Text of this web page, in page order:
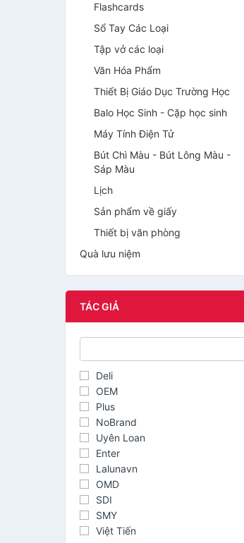
Flashcards
Sổ Tay Các Loại
Tập vở các loại
Văn Hóa Phẩm
Thiết Bị Giáo Dục Trường Học
Balo Học Sinh - Cặp học sinh
Máy Tính Điện Tử
Bút Chì Màu - Bút Lông Màu -
Sáp Màu
Lịch
Sản phẩm về giấy
Thiết bị văn phòng
Quà lưu niệm
TÁC GIẢ
Deli
OEM
Plus
NoBrand
Uyên Loan
Enter
Lalunavn
OMD
SDI
SMY
Việt Tiến